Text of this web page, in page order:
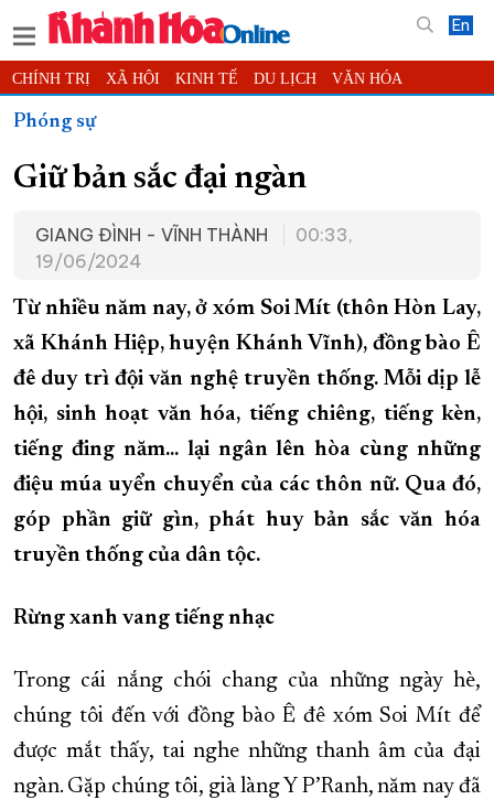
En
CHÍNH TRỊ XÃ HỘI KINH TẾ DU LỊCH VĂN HÓA
THỂ THAO
THẾ GIỚI MULTIMEDIA VIDEO ĐỌC BÁO ONLINE
PODCAST THÔNG TIN - QUẢNG CÁO
QUY HOẠCH TỈNH KHÁNH HÒA
TRƯỜNG SA BIỂN ĐẢO QUÊ HƯƠNG
CHUNG TAY CẢI CÁCH HÀNH CHÍNH
XÂY DỰNG NÔNG THÔN MỚI LỊCH CẮT ĐIỆN
TÀU - XE - MÁY BAY
KỶ NIỆM 370 NĂM XÂY DỰNG VÀ PHÁT TRIỂN TỈNH KHÁNH HÒA
KHOẢNH KHẮC ĐẸP XỨ TRẦM
XÂY DỰNG KHÁNH HÒA TRỞ THÀNH THÀNH PHỐ TRỰC THUỘC
ĐẠI HỘI ĐẢNG CÁC CẤP TRANG CHỦ
Phóng sự
Giữ bản sắc đại ngàn
GIANG ĐÌNH - VĨNH THÀNH
00:33,
19/06/2024
Từ nhiều năm nay, ở xóm Soi Mít (thôn Hòn Lay,
xã Khánh Hiệp, huyện Khánh Vĩnh), đồng bào Ê
đê duy trì đội văn nghệ truyền thống. Mỗi dịp lễ
hội, sinh hoạt văn hóa, tiếng chiêng, tiếng kèn,
tiếng đing năm... lại ngân lên hòa cùng những
điệu múa uyển chuyển của các thôn nữ. Qua đó,
góp phần giữ gìn, phát huy bản sắc văn hóa
truyền thống của dân tộc.
Rừng xanh vang tiếng nhạc
Trong cái nắng chói chang của những ngày hè,
chúng tôi đến với đồng bào Ê đê xóm Soi Mít để
được mắt thấy, tai nghe những thanh âm của đại
ngàn. Gặp chúng tôi, già làng Y P’Ranh, năm nay đã